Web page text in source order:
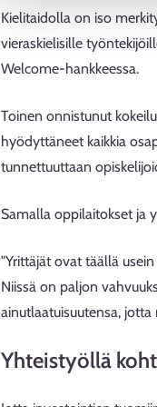
Kielitaidolla on iso
vieraskielisille
Welcome-hankkeessa.
Toinen onnistunut
hyödyttäneet kaikkia
tunnettuuttaan
Samalla oppilaitokset ja
"Yrittäjät ovat täällä
Niissä on paljon
ainutlaatuisuutensa,
Yhteistyöllä